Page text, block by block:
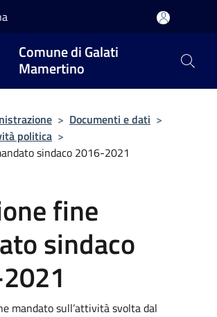
Comune di Galati
Mamertino
> Documenti e dati >
politica >
sindaco 2016-2021
fine
sindaco
mandato sull’attività svolta dal